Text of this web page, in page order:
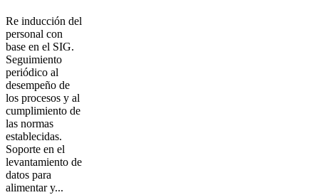
Re inducción del
personal con
base en el SIG.
Seguimiento
periódico al
desempeño de
los procesos y al
cumplimiento de
las normas
establecidas.
Soporte en el
levantamiento de
datos para
alimentar y...